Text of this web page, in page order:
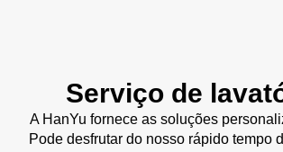
Serviço de
A HanYu fornece as soluções
Pode desfrutar do nosso rápido tempo